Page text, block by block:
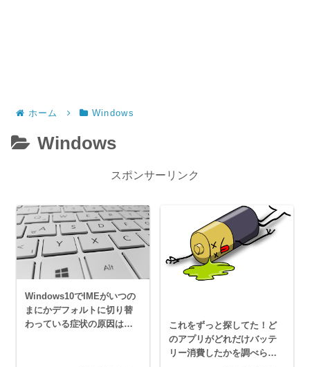
ホーム Windows
Windows
スポンサーリンク
Windows10でIMEがいつの
まにかデフォルトに切り替
わっている症状の原因は
これをずっと探してた！ど
のアプリがどれだけバッテ
リー消費したかを調べられ